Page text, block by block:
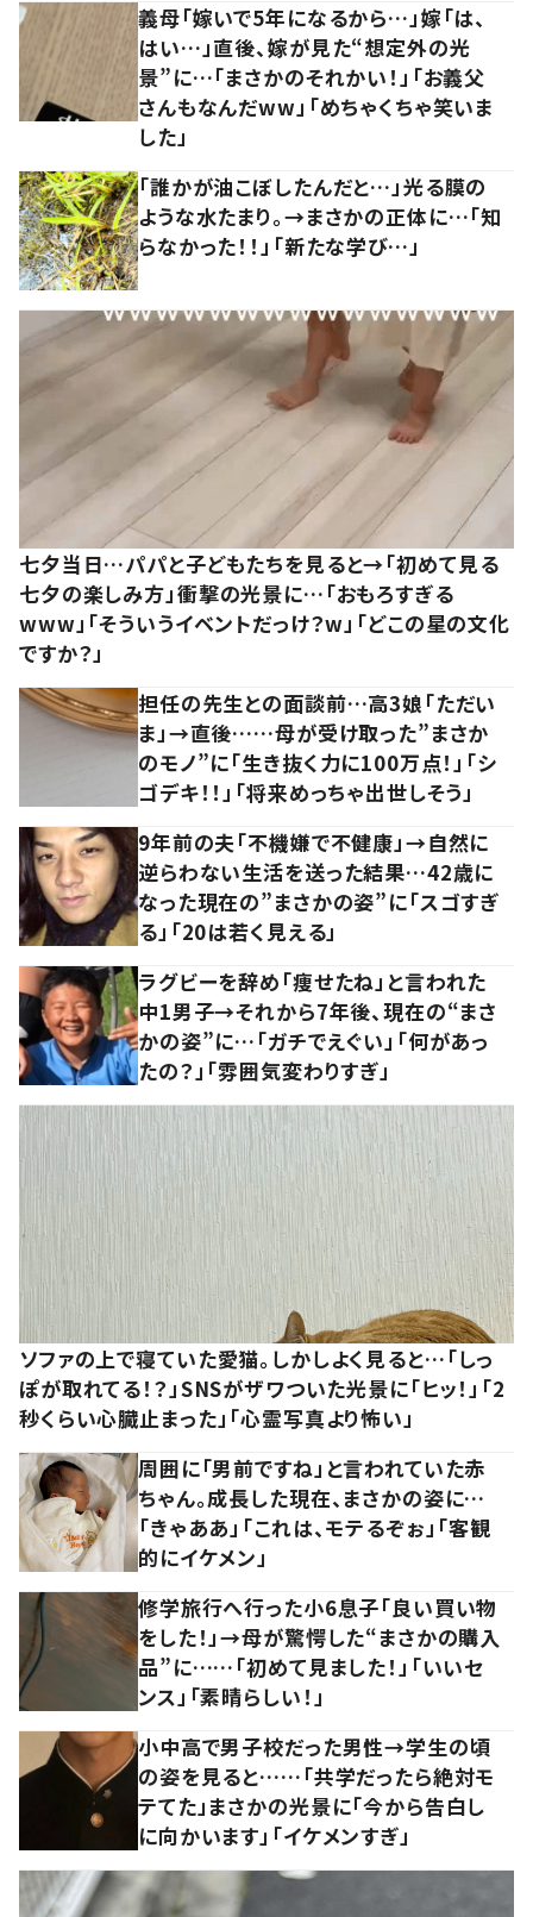
義母「嫁いで5年になるから…」嫁「は、
はい…」直後、嫁が見た“想定外の光
景”に…「まさかのそれかい！」「お義父
さんもなんだww」「めちゃくちゃ笑いま
した」
「誰かが油こぼしたんだと…」光る膜の
ような水たまり。→まさかの正体に…「知
らなかった！！」「新たな学び…」
七夕当日…パパと子どもたちを見ると→「初めて見る
七夕の楽しみ方」衝撃の光景に…「おもろすぎる
www」「そういうイベントだっけ？w」「どこの星の文化
ですか？」
担任の先生との面談前…高3娘「ただい
ま」→直後……母が受け取った”まさか
のモノ”に「生き抜く力に100万点！」「シ
ゴデキ！！」「将来めっちゃ出世しそう」
9年前の夫「不機嫌で不健康」→自然に
逆らわない生活を送った結果…42歳に
なった現在の”まさかの姿”に「スゴすぎ
る」「20は若く見える」
ラグビーを辞め「痩せたね」と言われた
中1男子→それから7年後、現在の“まさ
かの姿”に…「ガチでえぐい」「何があっ
たの？」「雰囲気変わりすぎ」
ソファの上で寝ていた愛猫。しかしよく見ると…「しっ
ぽが取れてる！？」SNSがザワついた光景に「ヒッ！」「2
秒くらい心臓止まった」「心霊写真より怖い」
周囲に「男前ですね」と言われていた赤
ちゃん。成長した現在、まさかの姿に…
「きゃああ」「これは、モテるぞぉ」「客観
的にイケメン」
修学旅行へ行った小6息子「良い買い物
をした！」→母が驚愕した“まさかの購入
品”に……「初めて見ました！」「いいセ
ンス」「素晴らしい！」
小中高で男子校だった男性→学生の頃
の姿を見ると……「共学だったら絶対モ
テてた」まさかの光景に「今から告白し
に向かいます」「イケメンすぎ」